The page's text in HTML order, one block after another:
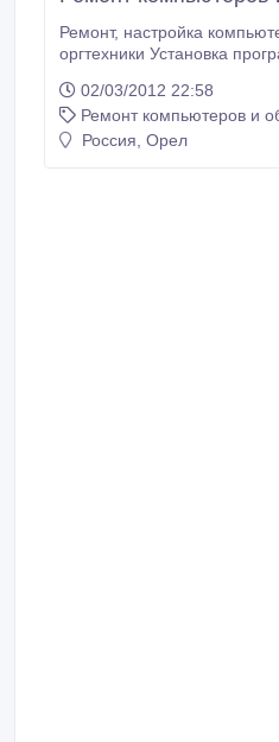
Ремонт, настройка компьютеров, ноутбуков и
оргтехники Установка
блоков и ноутбуков
компьютерных сетей
IT-аутсорсинг Выезд
02/03/2012 22:58
Ремонт компьютеров и
Россия, Орел